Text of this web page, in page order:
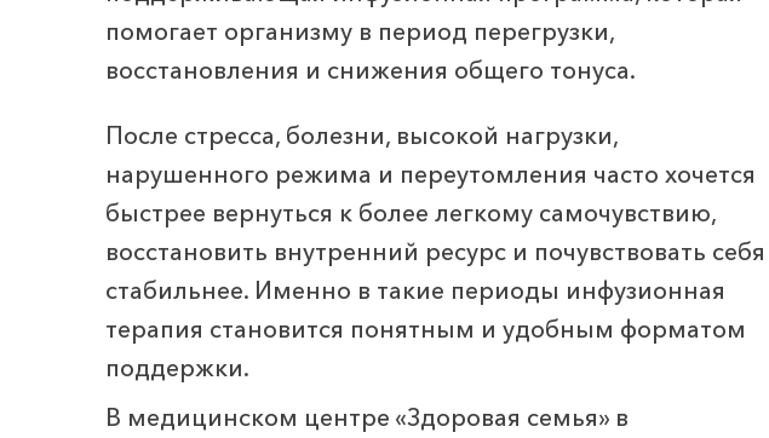
помогает организму в период перегрузки,
восстановления и снижения общего тонуса.
После стресса, болезни, высокой нагрузки,
нарушенного режима и переутомления часто хочется
быстрее вернуться к более легкому самочувствию,
восстановить внутренний ресурс и почувствовать себя
стабильнее. Именно в такие периоды инфузионная
терапия становится понятным и удобным форматом
поддержки.
В медицинском центре «Здоровая семья» в